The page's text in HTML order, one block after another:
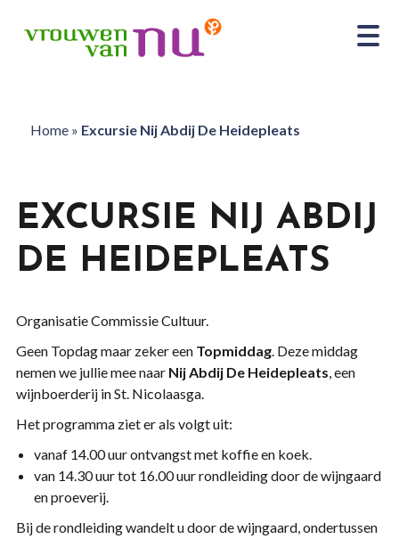
Home» Excursie Nij Abdij De Heidepleats
EXCURSIE NIJ ABDIJ
DE HEIDEPLEATS
Organisatie Commissie Cultuur.
Geen Topdag maar zeker een Topmiddag. Deze middag
nemen we jullie mee naar Nij Abdij De Heidepleats, een
wijnboerderij in St. Nicolaasga.
Het programma ziet er als volgt uit:
vanaf 14.00 uur ontvangst met koffie en koek.
van 14.30 uur tot 16.00 uur rondleiding door de wijngaard
en proeverij.
Bij de rondleiding wandelt u door de wijngaard, ondertussen